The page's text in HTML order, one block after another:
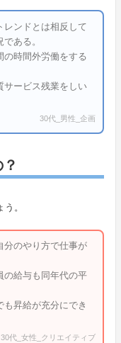
レンドとは相反して
ある。
の時間外労働をする
サービス残業をしい
30代_男性_企画
。
分のやり方で仕事が
の給与も同年代の平
昇給が充分にでき
30代_女性_クリエイティブ